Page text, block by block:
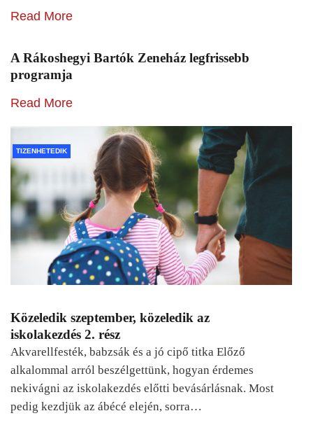
Read More
A Rákoshegyi Bartók Zeneház legfrissebb
programja
Read More
TIZENHETEDIK
Közeledik szeptember, közeledik az
iskolakezdés 2. rész
Akvarellfesték, babzsák és a jó cipő titka Előző
alkalommal arról beszélgettünk, hogyan érdemes
nekivágni az iskolakezdés előtti bevásárlásnak. Most
pedig kezdjük az ábécé elején, sorra…